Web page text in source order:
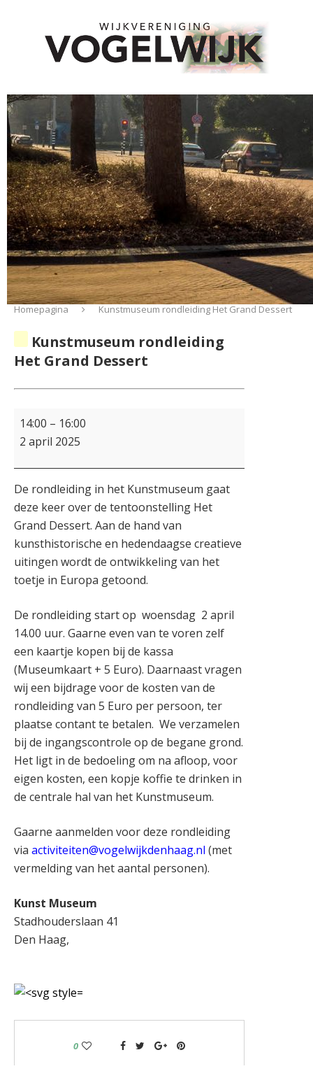
Homepagina Kunstmuseum rondleiding Het Grand Dessert
Kunstmuseum rondleiding
Het Grand Dessert
14:00 – 16:00
2 april 2025
De rondleiding in het Kunstmuseum gaat
deze keer over de tentoonstelling Het
Grand Dessert. Aan de hand van
kunsthistorische en hedendaagse creatieve
uitingen wordt de ontwikkeling van het
toetje in Europa getoond.
De rondleiding start op woensdag 2 april
14.00 uur. Gaarne even van te voren zelf
een kaartje kopen bij de kassa
(Museumkaart + 5 Euro). Daarnaast vragen
wij een bijdrage voor de kosten van de
rondleiding van 5 Euro per persoon, ter
plaatse contant te betalen. We verzamelen
bij de ingangscontrole op de begane grond.
Het ligt in de bedoeling om na afloop, voor
eigen kosten, een kopje koffie te drinken in
de centrale hal van het Kunstmuseum.
Gaarne aanmelden voor deze rondleiding
via activiteiten@vogelwijkdenhaag.nl (met
vermelding van het aantal personen).
Kunst Museum
Stadhouderslaan 41
Den Haag,
0